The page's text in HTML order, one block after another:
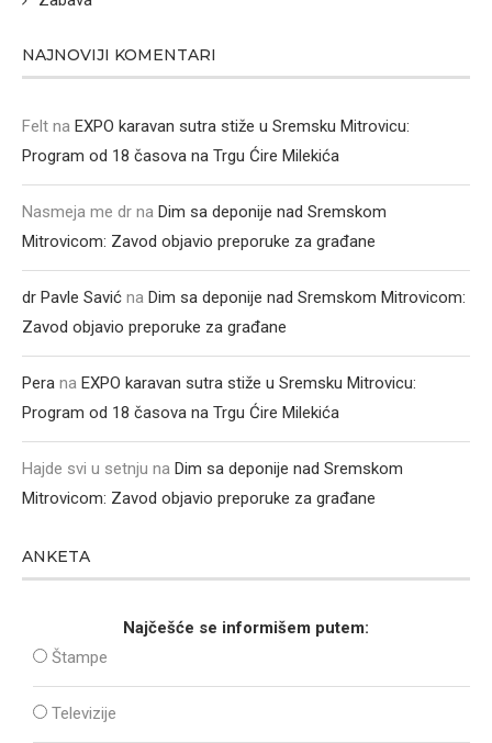
NAJNOVIJI KOMENTARI
Felt na EXPO karavan sutra stiže u Sremsku Mitrovicu:
Program od 18 časova na Trgu Ćire Milekića
Nasmeja me dr na Dim sa deponije nad Sremskom
Mitrovicom: Zavod objavio preporuke za građane
dr Pavle Savić na Dim sa deponije nad Sremskom Mitrovicom:
Zavod objavio preporuke za građane
Pera na EXPO karavan sutra stiže u Sremsku Mitrovicu:
Program od 18 časova na Trgu Ćire Milekića
Hajde svi u setnju na Dim sa deponije nad Sremskom
Mitrovicom: Zavod objavio preporuke za građane
ANKETA
Najčešće se informišem putem:
Štampe
Televizije